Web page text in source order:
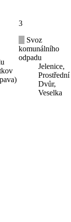
3
Svoz
komunálního
odpadu
Jelenice,
Prostřední
Dvůr,
Veselka